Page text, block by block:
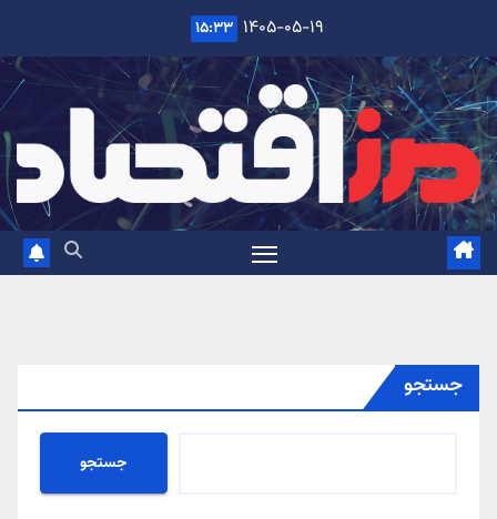
content
۱۴۰۵-۰۵-۱۹ ۱۵:۳۳
جستجو
جستجو